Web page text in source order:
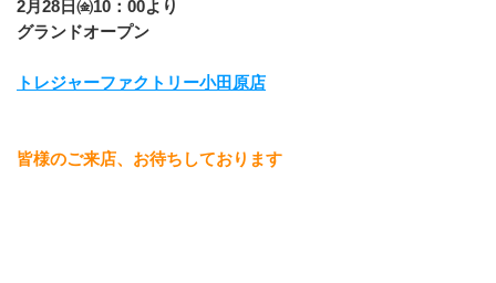
2月28日㈮10：00より
グランドオープン
トレジャーファクトリー小田原店
皆様のご来店、お待ちしております